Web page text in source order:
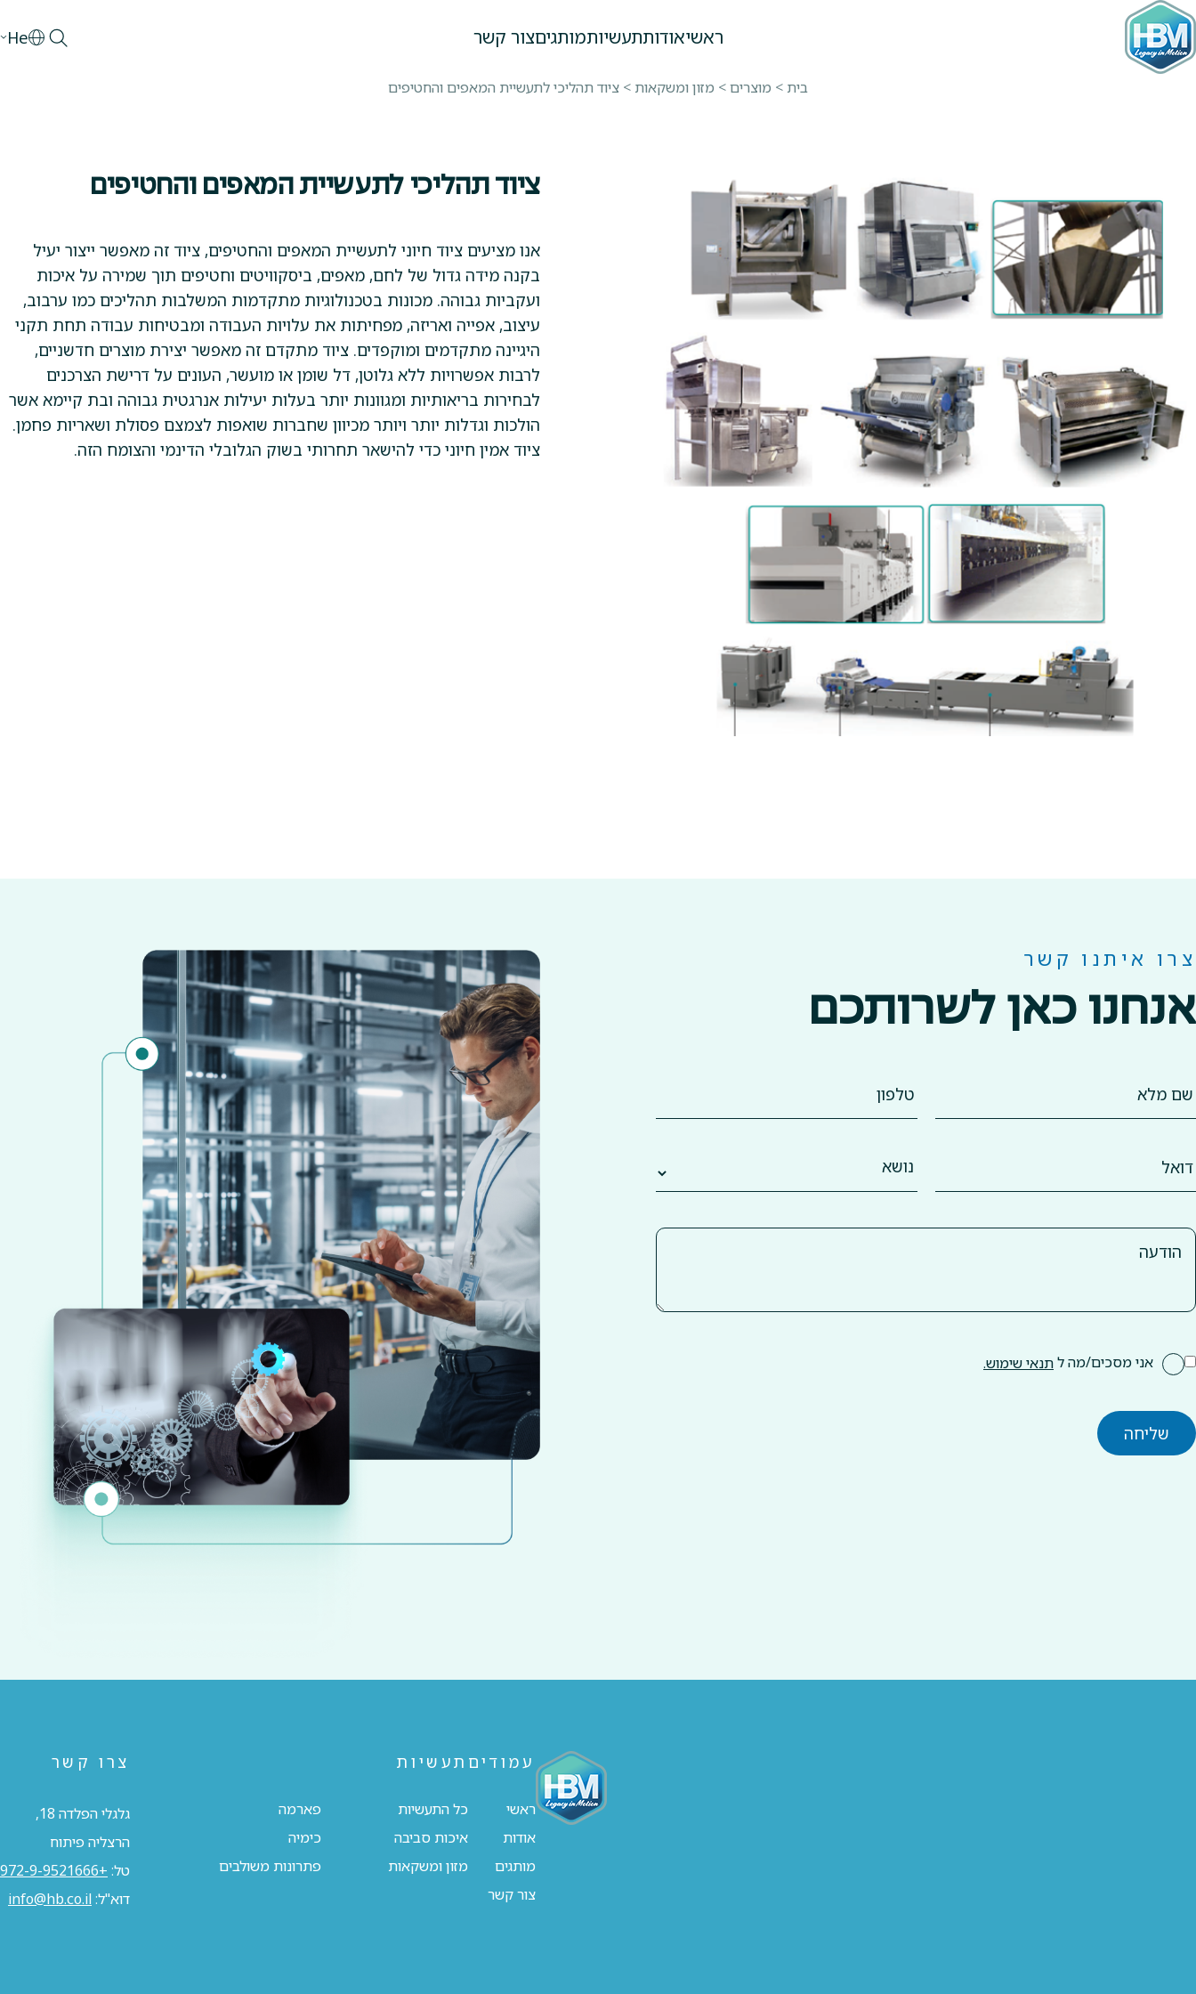
Skip
to
content
ראשיאודותתעשיותמותגיםצור קשר He
בית > מוצרים> מזון ומשקאות > ציוד תהליכי לתעשיית המאפים והחטיפים
ציוד תהליכי לתעשיית המאפים והחטיפים
אנו מציעים ציוד חיוני לתעשיית המאפים והחטיפים, ציוד זה מאפשר ייצור יעיל
בקנה מידה גדול של לחם, מאפים, ביסקוויטים וחטיפים תוך שמירה על איכות
ועקביות גבוהה. מכונות בטכנולוגיות מתקדמות המשלבות תהליכים כמו ערבוב,
עיצוב, אפייה ואריזה, מפחיתות את עלויות העבודה ומבטיחות עבודה תחת תקני
היגיינה מתקדמים ומוקפדים. ציוד מתקדם זה מאפשר יצירת מוצרים חדשניים,
לרבות אפשרויות ללא גלוטן, דל שומן או מועשר, העונים על דרישת הצרכנים
לבחירות בריאותיות ומגוונות יותר בעלות יעילות אנרגטית גבוהה ובת קיימא אשר
הולכות וגדלות יותר ויותר מכיוון שחברות שואפות לצמצם פסולת ושאריות פחמן.
ציוד אמין חיוני כדי להישאר תחרותי בשוק הגלובלי הדינמי והצומח הזה.
צרו איתנו קשר
אנחנו כאן לשרותכם
אני מסכים/מה לתנאי שימוש.
עמודים
ראשי
אודות
מותגים
צור קשר
תעשיות
כל התעשיות
איכות סביבה
מזון ומשקאות
פארמה
כימיה
פתרונות משולבים
צרו קשר
גלגלי הפלדה 18,
הרצליה פיתוח
טל: +972-9-9521666
דוא"ל:info@hb.co.il